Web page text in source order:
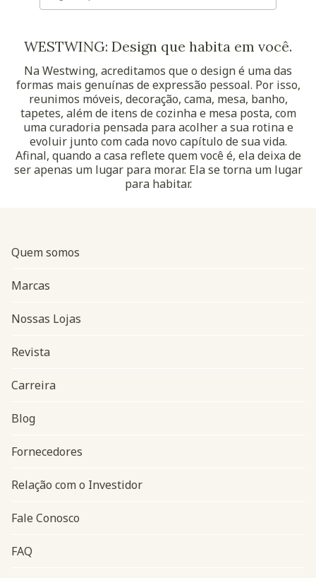
WESTWING: Design que habita em você.
Na Westwing, acreditamos que o design é uma das
formas mais genuínas de expressão pessoal. Por isso,
reunimos móveis, decoração, cama, mesa, banho,
tapetes, além de itens de cozinha e mesa posta, com
uma curadoria pensada para acolher a sua rotina e
evoluir junto com cada novo capítulo de sua vida.
Afinal, quando a casa reflete quem você é, ela deixa de
ser apenas um lugar para morar. Ela se torna um lugar
para habitar.
Navegação do rodapé
Quem somos
Marcas
Nossas Lojas
Revista
Carreira
Blog
Fornecedores
Relação com o Investidor
Fale Conosco
FAQ